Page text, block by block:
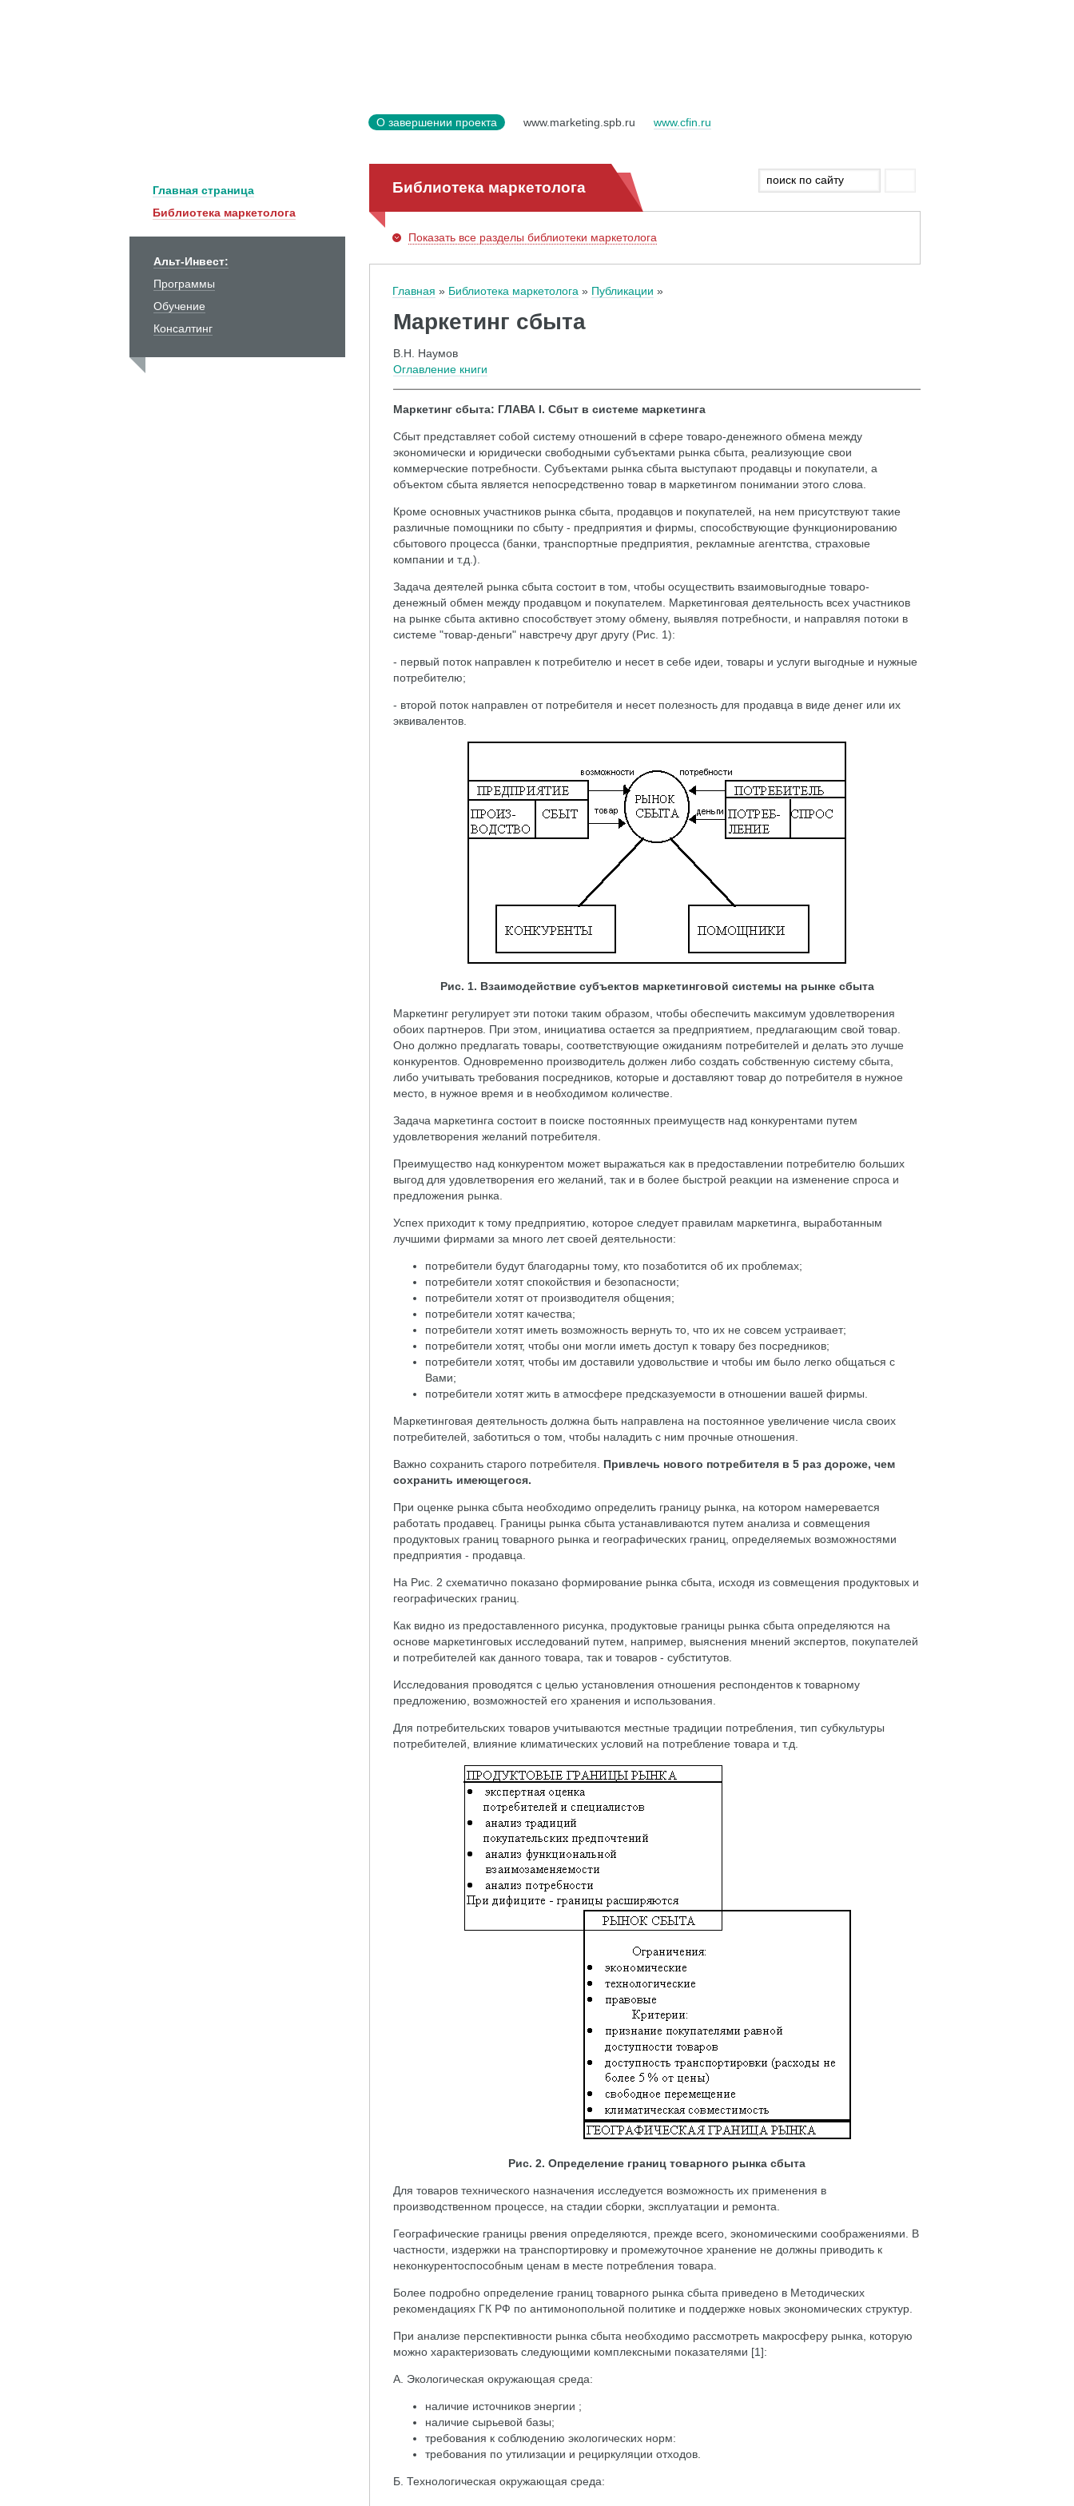
О завершении проекта www.marketing.spb.ru www.cfin.ru
Главная страница
Библиотека маркетолога
Альт-Инвест:
Программы
Обучение
Консалтинг
Библиотека маркетолога
Показать все разделы библиотеки маркетолога
Главная Библиотека маркетолога Публикации
Маркетинг сбыта
В.Н. Наумов
Оглавление книги
Маркетинг сбыта: ГЛАВА I. Сбыт в системе маркетинга
Сбыт представляет собой систему отношений в сфере товаро-денежного обмена между
экономически и юридически свободными субъектами рынка сбыта, реализующие свои
коммерческие потребности. Субъектами рынка сбыта выступают продавцы и покупатели, а
объектом сбыта является непосредственно товар в маркетингом понимании этого слова.
Кроме основных участников рынка сбыта, продавцов и покупателей, на нем присутствуют такие
различные помощники по сбыту - предприятия и фирмы, способствующие функционированию
сбытового процесса (банки, транспортные предприятия, рекламные агентства, страховые
компании и т.д.).
Задача деятелей рынка сбыта состоит в том, чтобы осуществить взаимовыгодные товаро-
денежный обмен между продавцом и покупателем. Маркетинговая деятельность всех участников
на рынке сбыта активно способствует этому обмену, выявляя потребности, и направляя потоки в
системе "товар-деньги" навстречу друг другу (Рис. 1):
- первый поток направлен к потребителю и несет в себе идеи, товары и услуги выгодные и нужные
потребителю;
- второй поток направлен от потребителя и несет полезность для продавца в виде денег или их
эквивалентов.
Рис. 1. Взаимодействие субъектов маркетинговой системы на рынке сбыта
Маркетинг регулирует эти потоки таким образом, чтобы обеспечить максимум удовлетворения
обоих партнеров. При этом, инициатива остается за предприятием, предлагающим свой товар.
Оно должно предлагать товары, соответствующие ожиданиям потребителей и делать это лучше
конкурентов. Одновременно производитель должен либо создать собственную систему сбыта,
либо учитывать требования посредников, которые и доставляют товар до потребителя в нужное
место, в нужное время и в необходимом количестве.
Задача маркетинга состоит в поиске постоянных преимуществ над конкурентами путем
удовлетворения желаний потребителя.
Преимущество над конкурентом может выражаться как в предоставлении потребителю больших
выгод для удовлетворения его желаний, так и в более быстрой реакции на изменение спроса и
предложения рынка.
Успех приходит к тому предприятию, которое следует правилам маркетинга, выработанным
лучшими фирмами за много лет своей деятельности:
потребители будут благодарны тому, кто позаботится об их проблемах;
потребители хотят спокойствия и безопасности;
потребители хотят от производителя общения;
потребители хотят качества;
потребители хотят иметь возможность вернуть то, что их не совсем устраивает;
потребители хотят, чтобы они могли иметь доступ к товару без посредников;
потребители хотят, чтобы им доставили удовольствие и чтобы им было легко общаться с
Вами;
потребители хотят жить в атмосфере предсказуемости в отношении вашей фирмы.
Маркетинговая деятельность должна быть направлена на постоянное увеличение числа своих
потребителей, заботиться о том, чтобы наладить с ним прочные отношения.
Важно сохранить старого потребителя. Привлечь нового потребителя в 5 раз дороже, чем
сохранить имеющегося.
При оценке рынка сбыта необходимо определить границу рынка, на котором намеревается
работать продавец. Границы рынка сбыта устанавливаются путем анализа и совмещения
продуктовых границ товарного рынка и географических границ, определяемых возможностями
предприятия - продавца.
На Рис. 2 схематично показано формирование рынка сбыта, исходя из совмещения продуктовых и
географических границ.
Как видно из предоставленного рисунка, продуктовые границы рынка сбыта определяются на
основе маркетинговых исследований путем, например, выяснения мнений экспертов, покупателей
и потребителей как данного товара, так и товаров - субститутов.
Исследования проводятся с целью установления отношения респондентов к товарному
предложению, возможностей его хранения и использования.
Для потребительских товаров учитываются местные традиции потребления, тип субкультуры
потребителей, влияние климатических условий на потребление товара и т.д.
Рис. 2. Определение границ товарного рынка сбыта
Для товаров технического назначения исследуется возможность их применения в
производственном процессе, на стадии сборки, эксплуатации и ремонта.
Географические границы рвения определяются, прежде всего, экономическими соображениями. В
частности, издержки на транспортировку и промежуточное хранение не должны приводить к
неконкурентоспособным ценам в месте потребления товара.
Более подробно определение границ товарного рынка сбыта приведено в Методических
рекомендациях ГК РФ по антимонопольной политике и поддержке новых экономических структур.
При анализе перспективности рынка сбыта необходимо рассмотреть макросферу рынка, которую
можно характеризовать следующими комплексными показателями [1]:
А. Экологическая окружающая среда:
наличие источников энергии ;
наличие сырьевой базы;
требования к соблюдению экологических норм:
требования по утилизации и рециркуляции отходов.
Б. Технологическая окружающая среда: